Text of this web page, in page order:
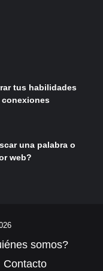
tus habilidades
una palabra o
web?
somos?
Contacto